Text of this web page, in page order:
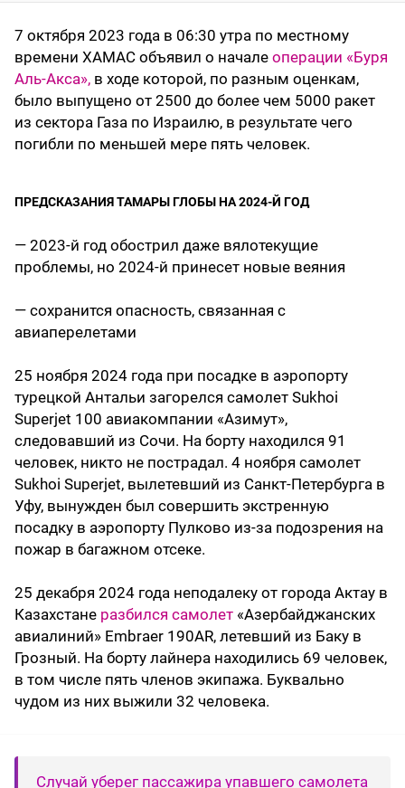
7 октября 2023 года в 06:30 утра по местному
времени ХАМАС объявил о начале операции «Буря
Аль-Акса», в ходе которой, по разным оценкам,
было выпущено от 2500 до более чем 5000 ракет
из сектора Газа по Израилю, в результате чего
погибли по меньшей мере пять человек.
ПРЕДСКАЗАНИЯ ТАМАРЫ ГЛОБЫ НА 2024-Й ГОД
— 2023-й год обострил даже вялотекущие
проблемы, но 2024-й принесет новые веяния
— сохранится опасность, связанная с
авиаперелетами
25 ноября 2024 года при посадке в аэропорту
турецкой Антальи загорелся самолет Sukhoi
Superjet 100 авиакомпании «Азимут»,
следовавший из Сочи. На борту находился 91
человек, никто не пострадал. 4 ноября самолет
Sukhoi Superjet, вылетевший из Санкт-Петербурга в
Уфу, вынужден был совершить экстренную
посадку в аэропорту Пулково из-за подозрения на
пожар в багажном отсеке.
25 декабря 2024 года неподалеку от города Актау в
Казахстане разбился самолет «Азербайджанских
авиалиний» Embraer 190AR, летевший из Баку в
Грозный. На борту лайнера находились 69 человек,
в том числе пять членов экипажа. Буквально
чудом из них выжили 32 человека.
Случай уберег пассажира упавшего самолета